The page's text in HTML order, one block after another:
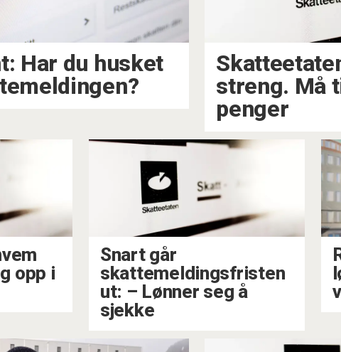
Har du husket
streng. Må
penger
opp i
Snart går
skattemeldingsfristen
ut: –⁠ Lønner seg å
sjekke